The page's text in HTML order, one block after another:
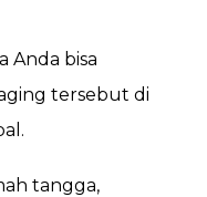
Anda bisa
tersebut di
tangga,